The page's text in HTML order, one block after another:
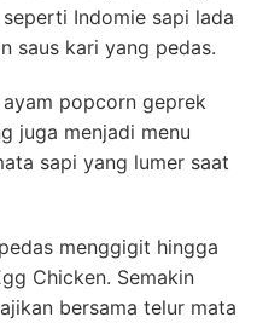
Indomie sapi lada
saus kari yang pedas.
popcorn geprek
juga menjadi menu
sapi yang lumer saat
menggigit hingga
Chicken. Semakin
bersama telur mata